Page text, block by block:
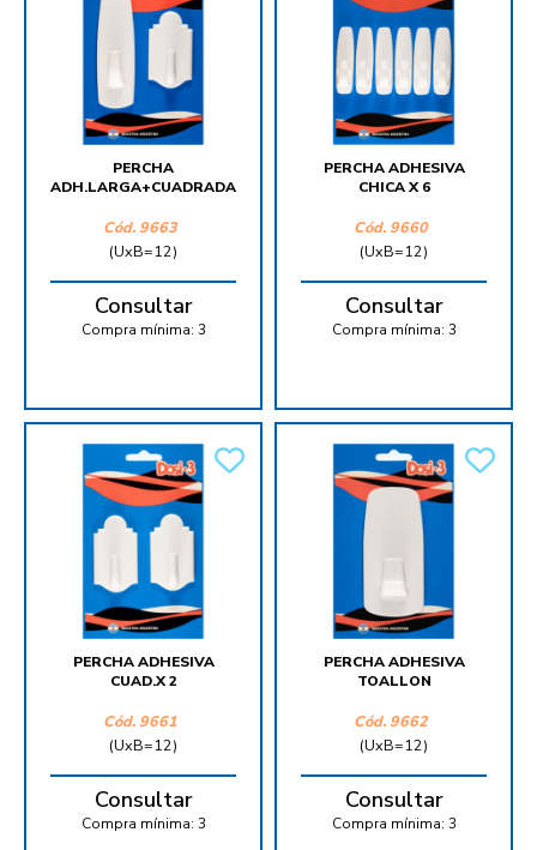
PERCHA
ADH.LARGA+CUADRADA
Cód. 9663
(UxB=12)
Consultar
Compra mínima: 3
PERCHA ADHESIVA
CHICA X 6
Cód. 9660
(UxB=12)
Consultar
Compra mínima: 3
PERCHA ADHESIVA
CUAD.X 2
Cód. 9661
(UxB=12)
Consultar
Compra mínima: 3
PERCHA ADHESIVA
TOALLON
Cód. 9662
(UxB=12)
Consultar
Compra mínima: 3